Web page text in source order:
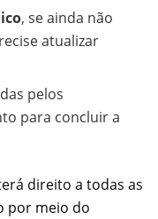
, se ainda não
atualizar
pelos
para concluir a
direito a todas as
por meio do